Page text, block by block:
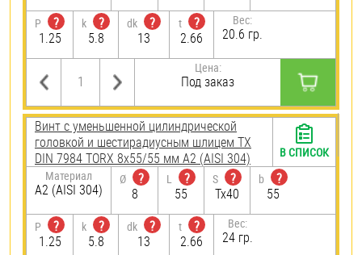
P
?
1.25
k
?
5.8
dk
?
13
t
?
2.66
Вес:
20.6 гр.
Цена:
Под заказ
Винт с уменьшенной цилиндрической
головкой и шестирадиусным шлицем TX
DIN 7984 TORX 8х55/55 мм А2 (AISI 304)
Материал
А2 (AISI 304)
Ø
?
8
L
?
55
S
?
Tx40
b
?
55
P
?
1.25
k
?
5.8
dk
?
13
t
?
2.66
Вес:
24 гр.
В СПИСОК